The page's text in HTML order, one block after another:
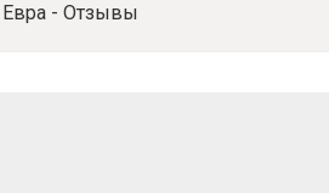
Евра - Отзывы